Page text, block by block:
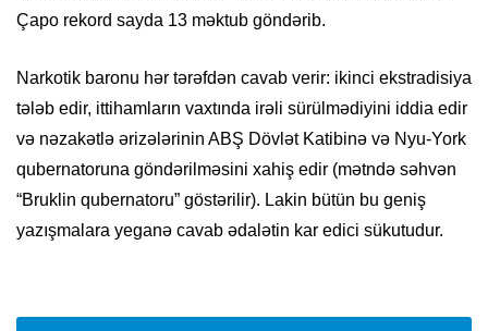
Çapo rekord sayda 13 məktub göndərib.
Narkotik baronu hər tərəfdən cavab verir: ikinci ekstradisiya
tələb edir, ittihamların vaxtında irəli sürülmədiyini iddia edir
və nəzakətlə ərizələrinin ABŞ Dövlət Katibinə və Nyu-York
qubernatoruna göndərilməsini xahiş edir (mətndə səhvən
“Bruklin qubernatoru” göstərilir). Lakin bütün bu geniş
yazışmalara yeganə cavab ədalətin kar edici sükutudur.